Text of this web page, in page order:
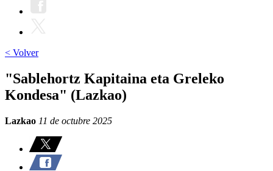
< Volver
"Sablehortz Kapitaina eta Greleko
Kondesa" (Lazkao)
Lazkao 11 de octubre 2025